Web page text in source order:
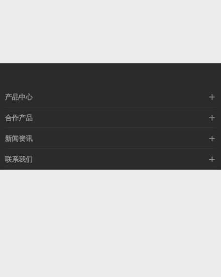
产品中心
高速线缆
以太网交换机
合作产品
希捷硬盘
新闻资讯
行业动态
技术视角
联系我们